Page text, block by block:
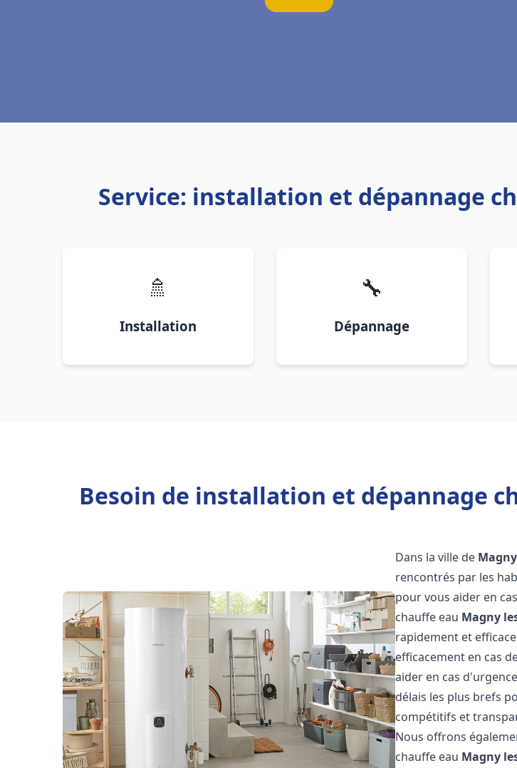
Service: installation et dépannage
🚿
Installation
🔧
Dépannage
Besoin de installation et dépannage
Dans la ville de
rencontrés par les
pour vous aider en
chauffe eau Magny
rapidement et
efficacement en cas
aider en cas
délais les plus brefs
compétitifs et
Nous offrons
chauffe eau Magny